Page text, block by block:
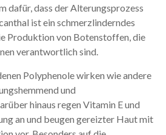
dafür, dass der Alterungsprozess
ist ein schmerzlinderndes
Produktion von Botenstoffen, die
verantwortlich sind.
Polyphenole wirken wie andere
und
hinaus regen Vitamin E und
an und beugen gereizter Haut mit